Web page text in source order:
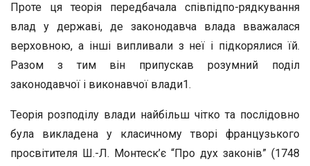
Проте ця теорія передбачала співпідпо-рядкування
влад у державі, де законодавча влада вважалася
верховною, а інші випливали з неї і підкорялися їй.
Разом з тим він припускав розумний поділ
законодавчої і виконавчої влади1.
Теорія розподілу влади найбільш чітко та послідовно
була викладена у класичному творі французького
просвітителя Ш.-Л. Монтеск’є “Про дух законів” (1748